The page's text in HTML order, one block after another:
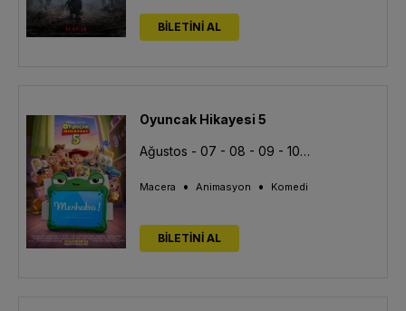
BİLETİNİ AL
Oyuncak Hikayesi 5
Ağustos - 07 - 08 - 09 - 10 - 11 - 12 - 13
Macera • Animasyon • Komedi
BİLETİNİ AL